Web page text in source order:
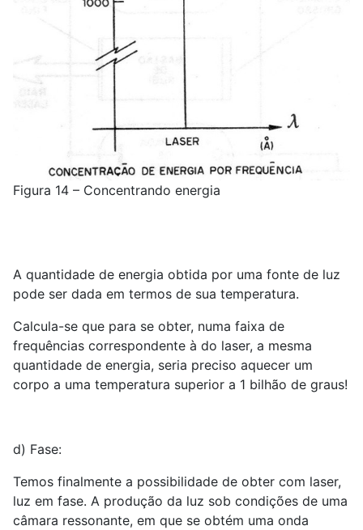
Figura 14 – Concentrando energia
A quantidade de energia obtida por uma fonte de luz
pode ser dada em termos de sua temperatura.
Calcula-se que para se obter, numa faixa de
frequências correspondente à do laser, a mesma
quantidade de energia, seria preciso aquecer um
corpo a uma temperatura superior a 1 bilhão de graus!
d) Fase:
Temos finalmente a possibilidade de obter com laser,
luz em fase. A produção da luz sob condições de uma
câmara ressonante, em que se obtém uma onda